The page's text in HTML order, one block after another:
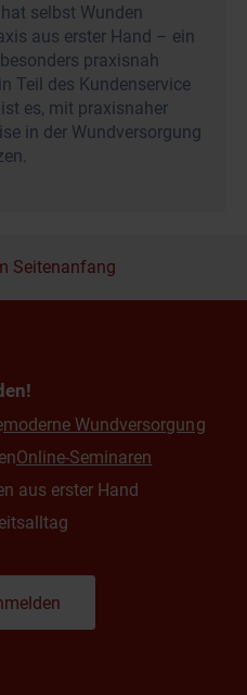
selbst Wunden
aus erster Hand – ein
praxisnah
Teil des Kundenservice
es, mit praxisnaher
in der Wundversorgung
Seitenanfang
moderne Wundversorgung
Online-Seminaren
aus erster Hand